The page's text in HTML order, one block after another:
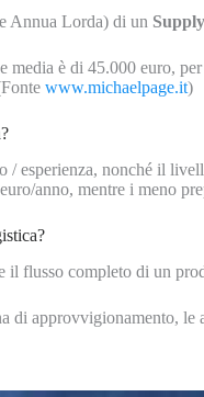
Annua Lorda) di un Supply
media è di 45.000 euro,
www.michaelpage.it)
/ esperienza, nonché il
anno, mentre i meno
il flusso completo di un
di approvvigionamento,